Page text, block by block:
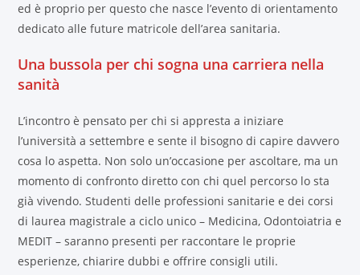
ed è proprio per questo che nasce l’evento di orientamento
dedicato alle future matricole dell’area sanitaria.
Una bussola per chi sogna una carriera nella
sanità
L’incontro è pensato per chi si appresta a iniziare
l’università a settembre e sente il bisogno di capire davvero
cosa lo aspetta. Non solo un’occasione per ascoltare, ma un
momento di confronto diretto con chi quel percorso lo sta
già vivendo. Studenti delle professioni sanitarie e dei corsi
di laurea magistrale a ciclo unico – Medicina, Odontoiatria e
MEDIT – saranno presenti per raccontare le proprie
esperienze, chiarire dubbi e offrire consigli utili.